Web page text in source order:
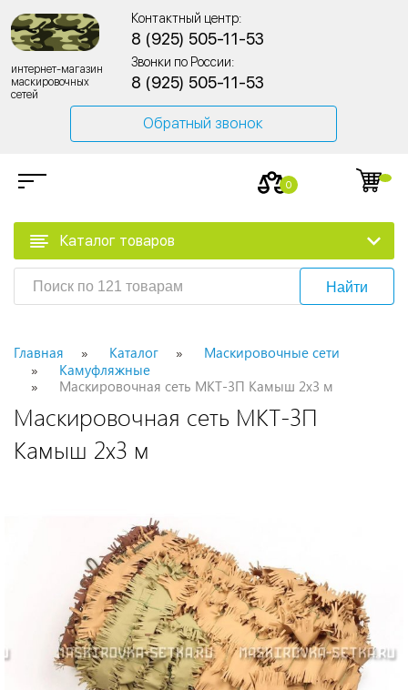
интернет-магазин
маскировочных
сетей
Контактный центр:
8 (925) 505-11-53
Звонки по России:
8 (925) 505-11-53
Обратный звонок
0
Каталог товаров
Найти
Главная Каталог
Маскировочные сети
Камуфляжные
Маскировочная сеть МКТ-3П Камыш 2х3 м
Маскировочная сеть МКТ-3П
Камыш 2х3 м